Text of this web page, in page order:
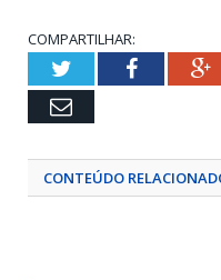
COMPARTILHAR:
TwitterFacebook
Email
CONTEÚDO